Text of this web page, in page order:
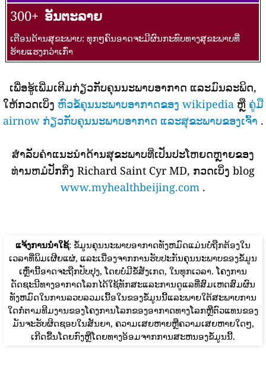
300+ ອັນຕະລາຍ
ເຕືອນດ້ານສຸຂະພາບ: ທຸກໆຄົນອາດຈະມີຜົນກະທົບທາງສຸຂະພາບທີ່
ຮ້າຍແຮງກວ່າເກົ່າ
ເພື່ອຮູ້ເພີ່ມເຕີມກ່ຽວກັບຄຸນນະພາບອາກາດ ແລະມົນລະພິດ,
ໃຫ້ກວດເບິ່ງ ຫົວຂໍ້ຄຸນນະພາບອາກາດຂອງ wikipediaຫຼື ຄູ່ມື
airnow ກ່ຽວກັບຄຸນນະພາບອາກາດ ແລະສຸຂະພາບຂອງເຈົ້າ .
ສໍາລັບຄໍາແນະນໍາດ້ານສຸຂະພາບທີ່ເປັນປະໂຫຍດຫຼາຍຂອງ
ທ່ານຫມໍປັກກິ່ງ Richard Saint Cyr MD, ກວດເບິ່ງ blog
www.myhealthbeijing.com .
ແຈ້ງການນໍາໃຊ້: ຂໍ້ມູນຄຸນນະພາບອາກາດທັງຫມົດແມ່ນບໍ່ຖືກຕ້ອງໃນ
ເວລາທີ່ພິມເຜີຍແຜ່, ແລະເນື່ອງຈາກການຮັບປະກັນຄຸນນະພາບຂອງຂໍ້ມູນ
ເຫຼົ່ານີ້ອາດຈະຖືກປັບປຸງ, ໂດຍບໍ່ມີຂໍ້ສັງເກດ, ໃນທຸກເວລາ. ໂຄງການ
ດັດຊະນີທາງອາກາດໂລກໄດ້ໃຊ້ທັກສະແລະການດູແລທີ່ສົມເຫດສົມຜົນ
ທັງຫມົດໃນການລວບລວມເນື້ອໃນຂອງຂໍ້ມູນນີ້ແລະພາຍໃຕ້ສະພາບການ
ໃດກໍ່ຕາມທີມງານຂອງໂຄງການໂລກຂອງອາກາດທາງໂລກຫຼືຕົວແທນຂອງ
ມັນຈະຮັບຜິດຊອບໃນສັນຍາ, ຄວາມເສຍຫາຍຫຼືຄວາມເສຍຫາຍໃດໆ,
ເກີດຂື້ນໂດຍກົງຫຼືໂດຍທາງອ້ອມຈາກການສະຫນອງຂໍ້ມູນນີ້.